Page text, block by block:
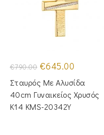
€790.00 Original
price
was:
€790.00.
€645.00
τιμή
είναι:
€645.00.
Σταυρός Με Αλυσίδα
40cm Γυναικείος Χρυσός
Κ14 KMS-20342Y